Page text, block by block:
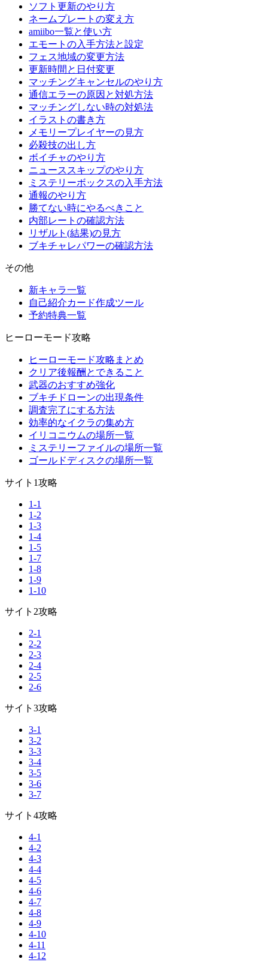
ソフト更新のやり方
ネームプレートの変え方
amiibo一覧と使い方
エモートの入手方法と設定
フェス地域の変更方法
更新時間と日付変更
マッチングキャンセルのやり方
通信エラーの原因と対処方法
マッチングしない時の対処法
イラストの書き方
メモリープレイヤーの見方
必殺技の出し方
ボイチャのやり方
ニューススキップのやり方
ミステリーボックスの入手方法
通報のやり方
勝てない時にやるべきこと
内部レートの確認方法
リザルト(結果)の見方
ブキチャレパワーの確認方法
その他
新キャラ一覧
自己紹介カード作成ツール
予約特典一覧
ヒーローモード攻略
ヒーローモード攻略まとめ
クリア後報酬とできること
武器のおすすめ強化
ブキチドローンの出現条件
調査完了にする方法
効率的なイクラの集め方
イリコニウムの場所一覧
ミステリーファイルの場所一覧
ゴールドディスクの場所一覧
サイト1攻略
1-1
1-2
1-3
1-4
1-5
1-7
1-8
1-9
1-10
サイト2攻略
2-1
2-2
2-3
2-4
2-5
2-6
サイト3攻略
3-1
3-2
3-3
3-4
3-5
3-6
3-7
サイト4攻略
4-1
4-2
4-3
4-4
4-5
4-6
4-7
4-8
4-9
4-10
4-11
4-12